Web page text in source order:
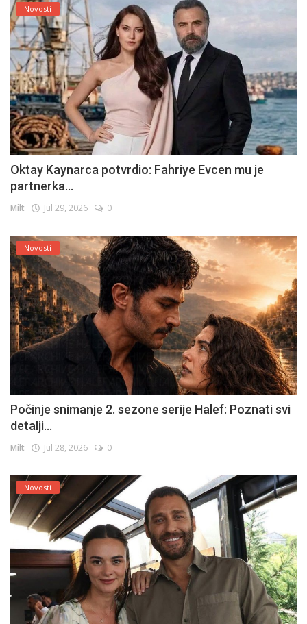
Novosti
Oktay Kaynarca potvrdio: Fahriye Evcen mu je
partnerka...
Milt Jul 29, 2026 0
Novosti
Počinje snimanje 2. sezone serije Halef: Poznati svi
detalji...
Milt Jul 28, 2026 0
Novosti